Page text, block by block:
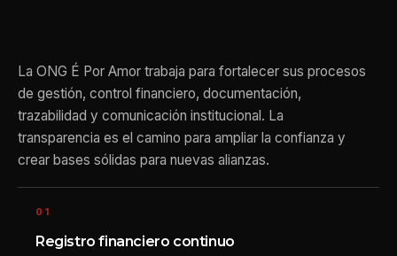
La ONG É Por Amor trabaja para fortalecer sus procesos
de gestión, control financiero, documentación,
trazabilidad y comunicación institucional. La
transparencia es el camino para ampliar la confianza y
crear bases sólidas para nuevas alianzas.
01
Registro financiero continuo